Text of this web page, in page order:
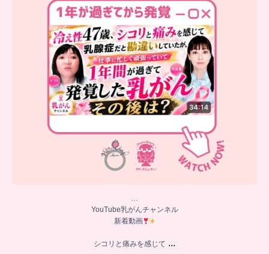
…
YouTube乳がんチャンネル
新着動画
シコリと痛みを感じて ...